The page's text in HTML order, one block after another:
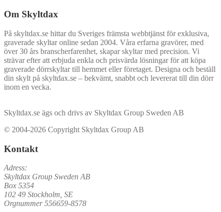
Om Skyltdax
På skyltdax.se hittar du Sveriges främsta webbtjänst för exklusiva,
graverade skyltar online sedan 2004. Våra erfarna gravörer, med
över 30 års branscherfarenhet, skapar skyltar med precision. Vi
strävar efter att erbjuda enkla och prisvärda lösningar för att köpa
graverade dörrskyltar till hemmet eller företaget. Designa och beställ
din skylt på skyltdax.se – bekvämt, snabbt och levererat till din dörr
inom en vecka.
Skyltdax.se ägs och drivs av Skyltdax Group Sweden AB
© 2004-2026 Copyright Skyltdax Group AB
Kontakt
Adress:
Skyltdax Group Sweden AB
Box 5354
102 49 Stockholm, SE
Orgnummer 556659-8578